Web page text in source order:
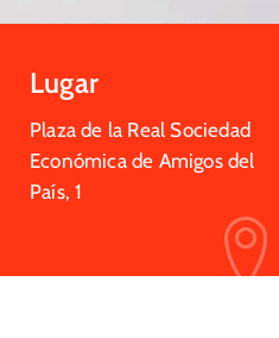
Lugar
Plaza de la Real Sociedad
Económica de Amigos del
País, 1